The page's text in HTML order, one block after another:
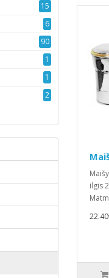
15
6
90
1
1
2
ilgis